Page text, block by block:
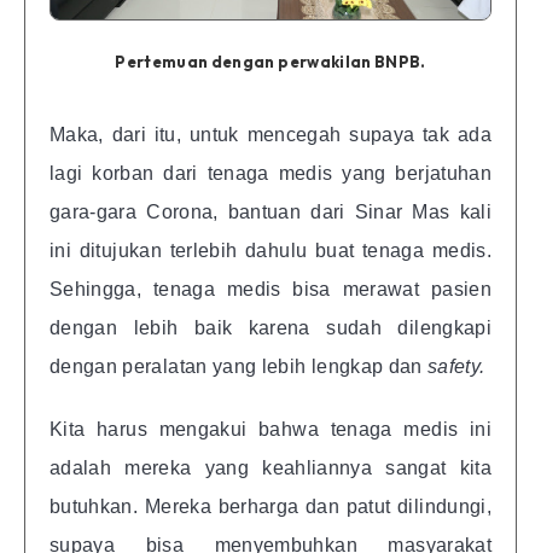
Pertemuan dengan perwakilan BNPB.
Maka, dari itu, untuk mencegah supaya tak ada
lagi korban dari tenaga medis yang berjatuhan
gara-gara Corona, bantuan dari Sinar Mas kali
ini ditujukan terlebih dahulu buat tenaga medis.
Sehingga, tenaga medis bisa merawat pasien
dengan lebih baik karena sudah dilengkapi
dengan peralatan yang lebih lengkap dansafety.
Kita harus mengakui bahwa tenaga medis ini
adalah mereka yang keahliannya sangat kita
butuhkan. Mereka berharga dan patut dilindungi,
supaya bisa menyembuhkan masyarakat